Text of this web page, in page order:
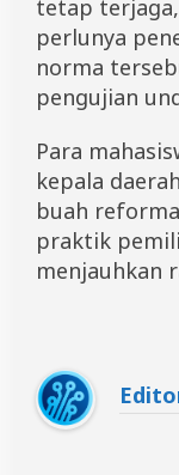
tetap
perlunya
norma
pengujian
Para
kepala
buah
praktik
menjauhkan